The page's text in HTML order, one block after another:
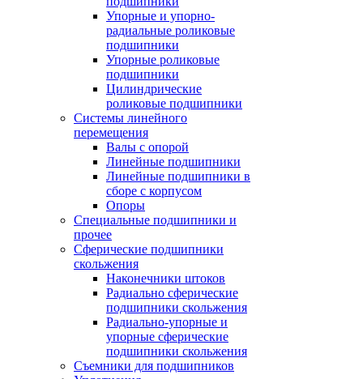
Упорные и упорно-
радиальные роликовые
подшипники
Упорные роликовые
подшипники
Цилиндрические
роликовые подшипники
Системы линейного
перемещения
Валы с опорой
Линейные подшипники
Линейные подшипники в
сборе с корпусом
Опоры
Специальные подшипники и
прочее
Сферические подшипники
скольжения
Наконечники штоков
Радиально сферические
подшипники скольжения
Радиально-упорные и
упорные сферические
подшипники скольжения
Съемники для подшипников